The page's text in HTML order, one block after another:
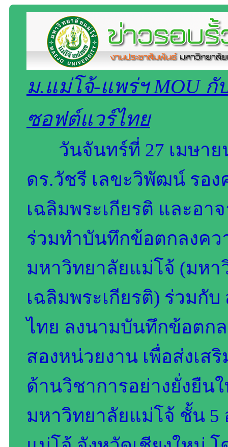
ม.แม่โจ้-แพร่ฯ MOU
ซอฟต์แวร์ไทย
วันจันทร์ที่ 27 เมษาย
ดร.วัชรี เลขะวิพัฒน์ รอ
เฉลิมพระเกียรติ และอา
ร่วมทำบันทึกข้อตกลงคว
มหาวิทยาลัยแม่โจ้ (มห
เฉลิมพระเกียรติ) ร่วมกั
ไทย ลงนามบันทึกข้อตก
สองหน่วยงาน เพื่อส่งเ
ด้านวิชาการอย่างยั่งยื
มหาวิทยาลัยแม่โจ้ ชั้น 5